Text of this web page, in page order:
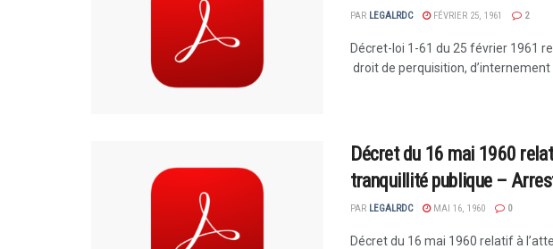
PAR LEGALRDC FÉVRIER 25, 1961 2
Décret-loi 1-61 du 25 février 1961
droit de perquisition, d’internement
Décret du 16 mai 1960
tranquillité publique –
PAR LEGALRDC MAI 16, 1960 0
Décret du 16 mai 1960 relatif à